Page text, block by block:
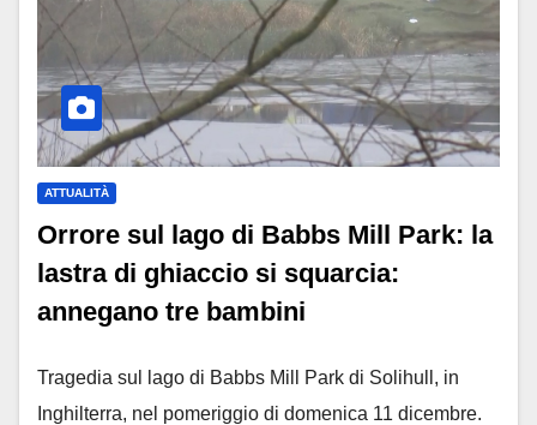
ATTUALITÀ
Orrore sul lago di Babbs Mill Park: la
lastra di ghiaccio si squarcia:
annegano tre bambini
Tragedia sul lago di Babbs Mill Park di Solihull, in
Inghilterra, nel pomeriggio di domenica 11 dicembre.